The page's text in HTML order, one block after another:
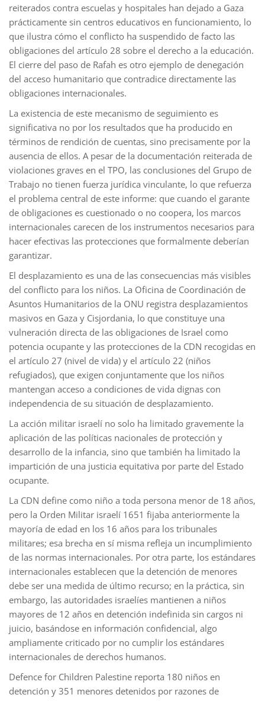
reiterados contra escuelas y hospitales han dejado a Gaza
prácticamente sin centros educativos en funcionamiento, lo
que ilustra cómo el conflicto ha suspendido de facto las
obligaciones del artículo 28 sobre el derecho a la educación.
El cierre del paso de Rafah es otro ejemplo de denegación
del acceso humanitario que contradice directamente las
obligaciones internacionales.
La existencia de este mecanismo de seguimiento es
significativa no por los resultados que ha producido en
términos de rendición de cuentas, sino precisamente por la
ausencia de ellos. A pesar de la documentación reiterada de
violaciones graves en el TPO, las conclusiones del Grupo de
Trabajo no tienen fuerza jurídica vinculante, lo que refuerza
el problema central de este informe: que cuando el garante
de obligaciones es cuestionado o no coopera, los marcos
internacionales carecen de los instrumentos necesarios para
hacer efectivas las protecciones que formalmente deberían
garantizar.
El desplazamiento es una de las consecuencias más visibles
del conflicto para los niños. La Oficina de Coordinación de
Asuntos Humanitarios de la ONU registra desplazamientos
masivos en Gaza y Cisjordania, lo que constituye una
vulneración directa de las obligaciones de Israel como
potencia ocupante y las protecciones de la CDN recogidas en
el artículo 27 (nivel de vida) y el artículo 22 (niños
refugiados), que exigen conjuntamente que los niños
mantengan acceso a condiciones de vida dignas con
independencia de su situación de desplazamiento.
La acción militar israelí no solo ha limitado gravemente la
aplicación de las políticas nacionales de protección y
desarrollo de la infancia, sino que también ha limitado la
impartición de una justicia equitativa por parte del Estado
ocupante.
La CDN define como niño a toda persona menor de 18 años,
pero la Orden Militar israelí 1651 fijaba anteriormente la
mayoría de edad en los 16 años para los tribunales
militares; esa brecha en sí misma refleja un incumplimiento
de las normas internacionales. Por otra parte, los estándares
internacionales establecen que la detención de menores
debe ser una medida de último recurso; en la práctica, sin
embargo, las autoridades israelíes mantienen a niños
mayores de 12 años en detención indefinida sin cargos ni
juicio, basándose en información confidencial, algo
ampliamente criticado por no cumplir los estándares
internacionales de derechos humanos.
Defence for Children Palestine reporta 180 niños en
detención y 351 menores detenidos por razones de